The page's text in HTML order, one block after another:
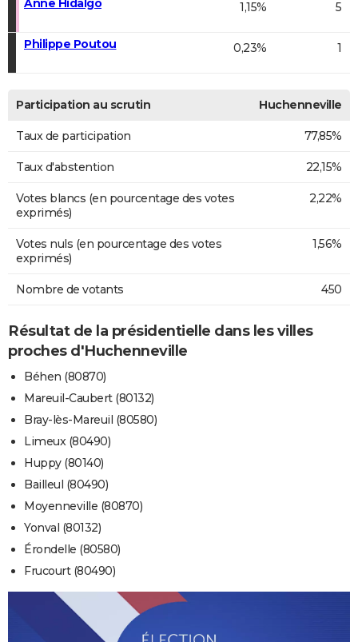
Anne Hidalgo 1,15% 5
Philippe Poutou 0,23% 1
Participation au scrutin Huchenneville
Taux de participation 77,85%
Taux d'abstention 22,15%
Votes blancs (en pourcentage des votes
exprimés)
2,22%
Votes nuls (en pourcentage des votes
exprimés)
1,56%
Nombre de votants 450
Résultat de la présidentielle dans les villes
proches d'Huchenneville
Béhen (80870)
Mareuil-Caubert (80132)
Bray-lès-Mareuil (80580)
Limeux (80490)
Huppy (80140)
Bailleul (80490)
Moyenneville (80870)
Yonval (80132)
Érondelle (80580)
Frucourt (80490)